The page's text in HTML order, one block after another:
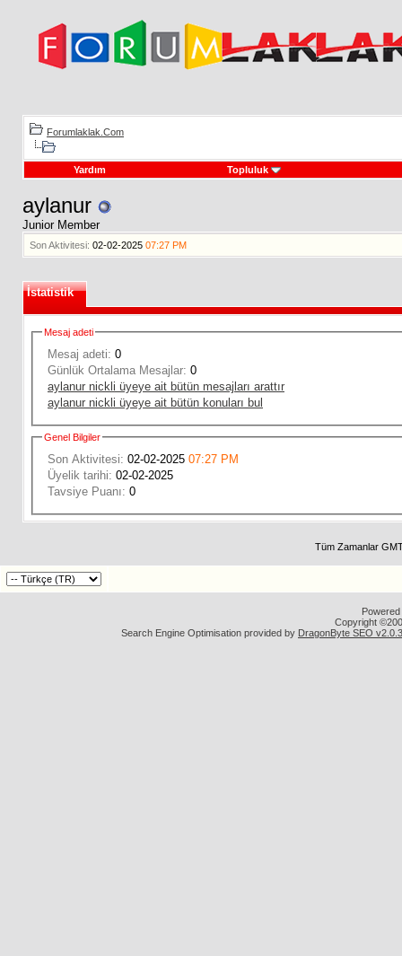
Forumlaklak.Com
Yardım Topluluk
aylanur
Junior Member
Son Aktivitesi: 02-02-2025 07:27 PM
İstatistik
Mesaj adeti
Mesaj adeti: 0
Günlük Ortalama Mesajlar: 0
aylanur nickli üyeye ait bütün mesajları arattır
aylanur nickli üyeye ait bütün konuları bul
Genel Bilgiler
Son Aktivitesi: 02-02-2025 07:27 PM
Üyelik tarihi: 02-02-2025
Tavsiye Puanı: 0
Tüm Zamanlar
Copyright
Search Engine Optimisation provided by DragonByte SEO